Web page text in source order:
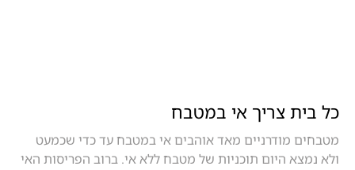
כל בית צריך אי במטבח
מטבחים מודרניים מאד אוהבים אי במטבח עד כדי שכמעט
ולא נמצא היום תוכניות של מטבח ללא אי. ברוב הפריסות האי